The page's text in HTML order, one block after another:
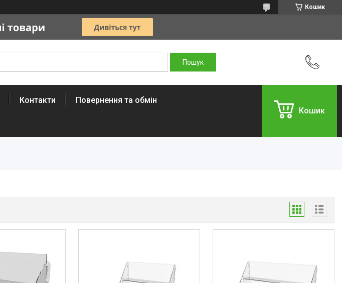
Кошик
Контакти Повернення та обмін
Кошик